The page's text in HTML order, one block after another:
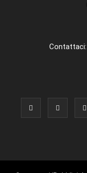
Contattaci: